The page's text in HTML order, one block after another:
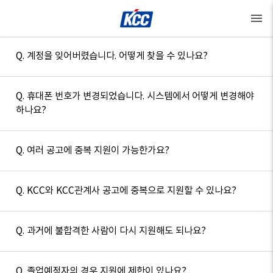
menu
Q. 계정을 잊어버렸습니다. 어떻게 찾을 수 있나요?
Q. 휴대폰 번호가 변경되었습니다. 시스템에서 어떻게 변경해야
하나요?
Q. 여러 공고에 중복 지원이 가능한가요?
Q. KCC와 KCC관계사 공고에 중복으로 지원할 수 있나요?
Q. 과거에 불합격한 사람이 다시 지원해도 되나요?